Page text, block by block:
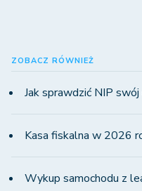
ZOBACZ RÓWNIEŻ
Jak sprawdzić NIP
Kasa fiskalna w 2026
Wykup samochodu z